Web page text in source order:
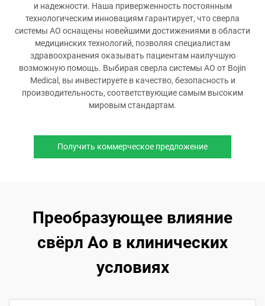
и надежности. Наша приверженность постоянным
технологическим инновациям гарантирует, что сверла
системы AO оснащены новейшими достижениями в области
медицинских технологий, позволяя специалистам
здравоохранения оказывать пациентам наилучшую
возможную помощь. Выбирая сверла системы AO от Bojin
Medical, вы инвестируете в качество, безопасность и
производительность, соответствующие самым высоким
мировым стандартам.
Получить коммерческое предложение
Преобразующее влияние
свёрл Ao в клинических
условиях